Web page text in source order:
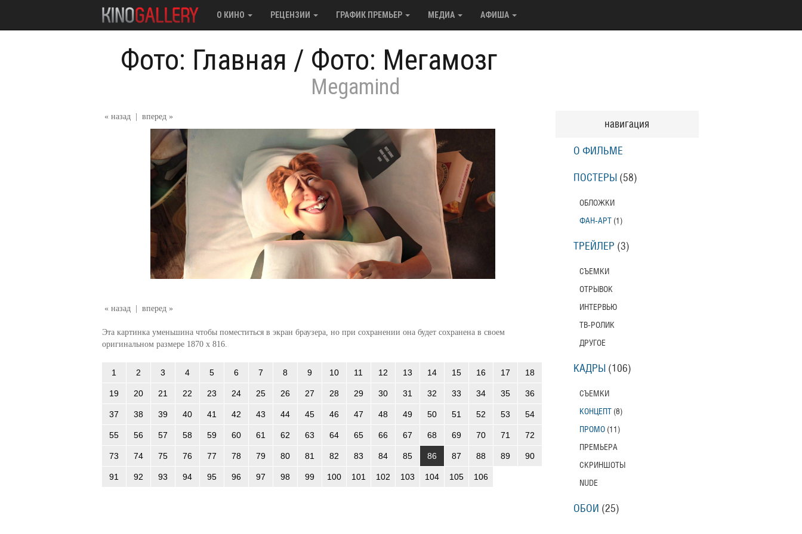
О КИНО РЕЦЕНЗИИ ГРАФИК ПРЕМЬЕР МЕДИА АФИША
Фото: Главная / Фото: Мегамозг
Megamind
« назад вперед »
« назад вперед »
Эта картинка уменьшина чтобы поместиться в экран браузера, но при сохранении она будет сохранена в своем
оригинальном размере 1870 x 816.
1 2 3 4 5 6 7 8 9 10 11 12 13 14 15 16 17 18
19 20 21 22 23 24 25 26 27 28 29 30 31 32 33 34 35 36
37 38 39 40 41 42 43 44 45 46 47 48 49 50 51 52 53 54
55 56 57 58 59 60 61 62 63 64 65 66 67 68 69 70 71 72
73 74 75 76 77 78 79 80 81 82 83 84 85 86 87 88 89 90
91 92 93 94 95 96 97 98 99 100 101 102 103 104 105 106
навигация
О ФИЛЬМЕ
ПОСТЕРЫ (58)
ОБЛОЖКИ
ФАН-АРТ (1)
ТРЕЙЛЕР (3)
СЪЕМКИ
ОТРЫВОК
ИНТЕРВЬЮ
ТВ-РОЛИК
ДРУГОЕ
КАДРЫ (106)
СЪЕМКИ
КОНЦЕПТ (8)
ПРОМО (11)
ПРЕМЬЕРА
СКРИНШОТЫ
NUDE
ОБОИ (25)